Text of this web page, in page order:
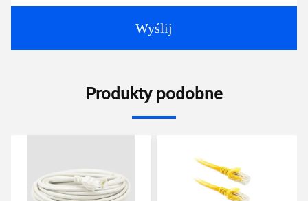
Wyślij
Produkty podobne